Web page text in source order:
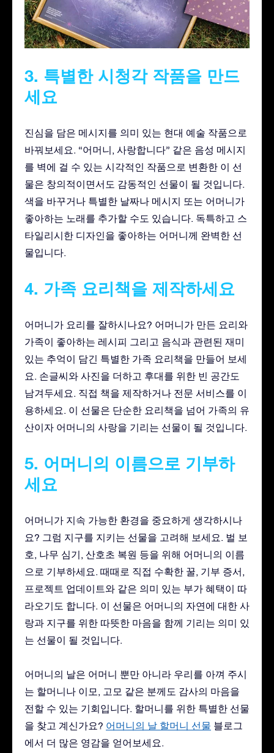
3. 특별한 시청각 작품을 만드
세요
진심을 담은 메시지를 의미 있는 현대 예술 작품으로
바꿔보세요. “어머니, 사랑합니다” 같은 음성 메시지
를 벽에 걸 수 있는 시각적인 작품으로 변환한 이 선
물은 창의적이면서도 감동적인 선물이 될 것입니다.
색을 바꾸거나 특별한 날짜나 메시지 또는 어머니가
좋아하는 노래를 추가할 수도 있습니다. 독특하고 스
타일리시한 디자인을 좋아하는 어머니께 완벽한 선
물입니다.
4. 가족 요리책을 제작하세요
어머니가 요리를 잘하시나요? 어머니가 만든 요리와
가족이 좋아하는 레시피 그리고 음식과 관련된 재미
있는 추억이 담긴 특별한 가족 요리책을 만들어 보세
요. 손글씨와 사진을 더하고 후대를 위한 빈 공간도
남겨두세요. 직접 책을 제작하거나 전문 서비스를 이
용하세요. 이 선물은 단순한 요리책을 넘어 가족의 유
산이자 어머니의 사랑을 기리는 선물이 될 것입니다.
5. 어머니의 이름으로 기부하
세요
어머니가 지속 가능한 환경을 중요하게 생각하시나
요? 그럼 지구를 지키는 선물을 고려해 보세요. 벌 보
호, 나무 심기, 산호초 복원 등을 위해 어머니의 이름
으로 기부하세요. 때때로 직접 수확한 꿀, 기부 증서,
프로젝트 업데이트와 같은 의미 있는 부가 혜택이 따
라오기도 합니다. 이 선물은 어머니의 자연에 대한 사
랑과 지구를 위한 따뜻한 마음을 함께 기리는 의미 있
는 선물이 될 것입니다.
어머니의 날은 어머니 뿐만 아니라 우리를 아껴 주시
는 할머니나 이모, 고모 같은 분께도 감사의 마음을
전할 수 있는 기회입니다. 할머니를 위한 특별한 선물
을 찾고 계신가요? 어머니의 날 할머니 선물 블로그
에서 더 많은 영감을 얻어보세요.